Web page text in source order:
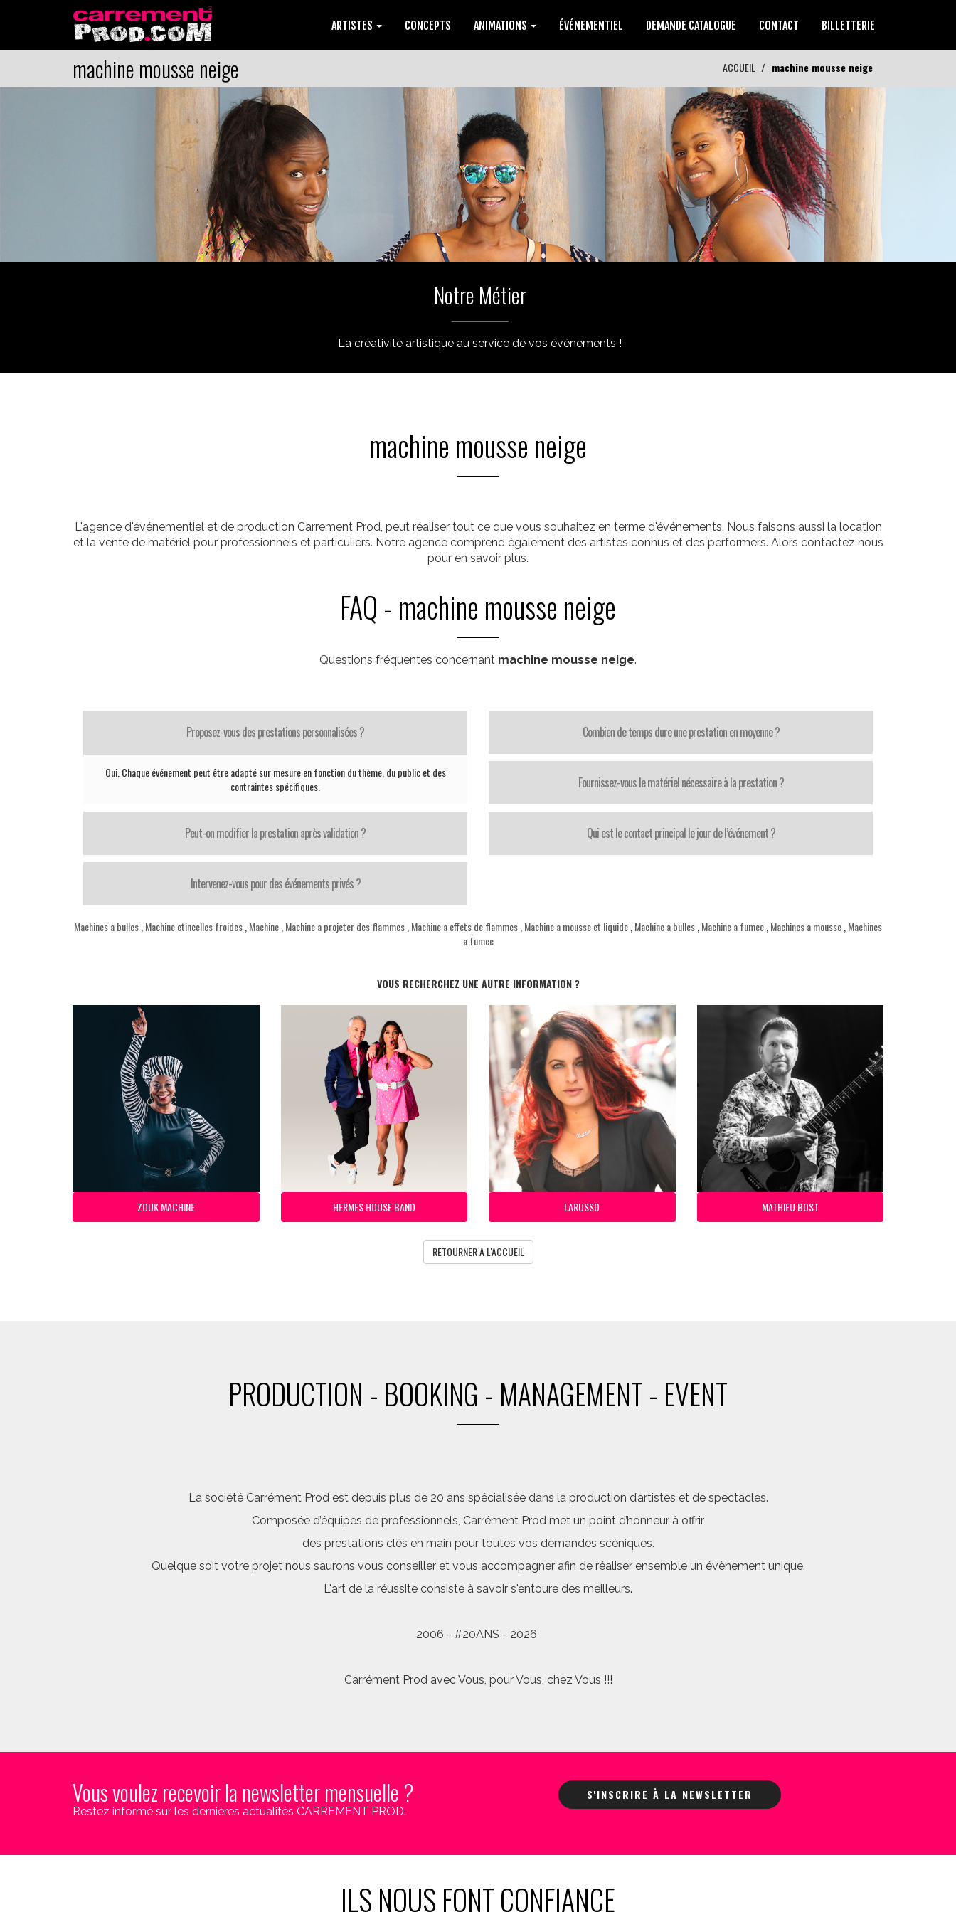
ARTISTES CONCEPTS ANIMATIONS ÉVÉNEMENTIEL DEMANDE CATALOGUE CONTACT BILLETTERIE
machine mousse neige ACCUEIL machine mousse neige
Notre Métier
La créativité artistique au service de vos événements !
machine mousse neige
L'agence d'événementiel et de production Carrement Prod, peut réaliser tout ce que vous souhaitez en terme d'événements. Nous faisons aussi la location
et la vente de matériel pour professionnels et particuliers. Notre agence comprend également des artistes connus et des performers. Alors contactez nous
pour en savoir plus.
FAQ - machine mousse neige
Questions fréquentes concernant machine mousse neige.
Proposez-vous des prestations personnalisées ?
Oui. Chaque événement peut être adapté sur mesure en fonction du thème, du public et des
contraintes spécifiques.
Peut-on modifier la prestation après validation ?
Intervenez-vous pour des événements privés ?
Combien de temps dure une prestation en moyenne ?
Fournissez-vous le matériel nécessaire à la prestation ?
Qui est le contact principal le jour de l’événement ?
Machines a bulles Machine etincelles froides Machine Machine a projeter des flammes Machine a effets de flammes Machine a mousse et liquide Machine a bulles Machine a fumee Machines a mousse Machines
a fumee
VOUS RECHERCHEZ UNE AUTRE INFORMATION ?
ZOUK MACHINE HERMES HOUSE BAND LARUSSO MATHIEU BOST
RETOURNER A L'ACCUEIL
PRODUCTION - BOOKING - MANAGEMENT - EVENT
La société Carrément Prod est depuis plus de 20 ans spécialisée dans la production d’artistes et de spectacles.
Composée d’équipes de professionnels, Carrément Prod met un point d’honneur à offrir
des prestations clés en main pour toutes vos demandes scéniques.
Quelque soit votre projet nous saurons vous conseiller et vous accompagner afin de réaliser ensemble un évènement unique.
L'art de la réussite consiste à savoir s'entoure des meilleurs.
2006 - #20ANS - 2026
Carrément Prod avec Vous, pour Vous, chez Vous !!!
Vous voulez recevoir la newsletter mensuelle ?
Restez informé sur les dernières actualités CARREMENT PROD.
S'INSCRIRE À LA NEWSLETTER
ILS NOUS FONT CONFIANCE